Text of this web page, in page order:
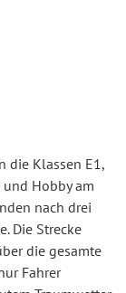
die Klassen E1,
und Hobby am
nach drei
Die Strecke
die gesamte
Fahrer